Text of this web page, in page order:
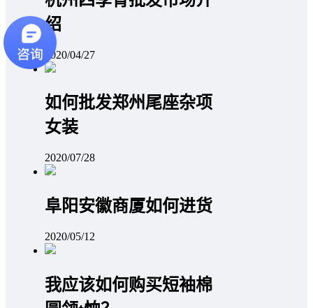
绍
2020/04/27
如何批发郑州尾座杂项
女装
2020/07/28
阜阳安徽商厦如何进货
2020/05/12
我应该如何购买短袖棉